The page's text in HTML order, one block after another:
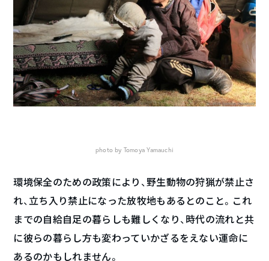
photo by Tomoya Yamauchi
環境保全のための政策により、野生動物の狩猟が禁止さ
れ、立ち入り禁止になった放牧地もあるとのこと。これ
までの自給自足の暮らしも難しくなり、時代の流れと共
に彼らの暮らし方も変わっていかざるをえない運命に
あるのかもしれません。